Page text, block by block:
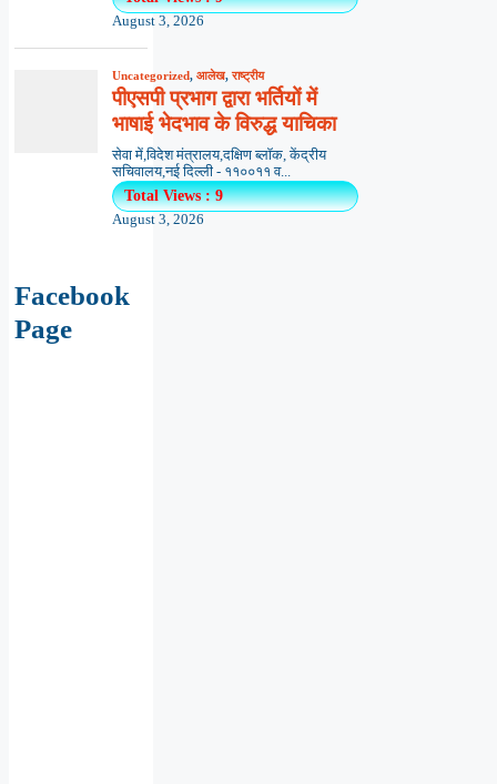
August 3, 2026
Uncategorized, आलेख,राष्ट्रीय
पीएसपी प्रभाग द्वारा भर्तियों में
भाषाई भेदभाव के विरुद्ध याचिका
सेवा में,विदेश मंत्रालय,दक्षिण ब्लॉक, केंद्रीय
सचिवालय,नई दिल्ली - ११००११ व...
Total Views : 9
August 3, 2026
Facebook
Page